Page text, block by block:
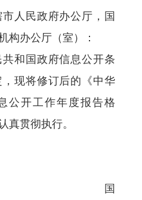
人民政府办公厅，国
构办公厅（室）：
和国政府信息公开条
现将修订后的《中华
公开工作年度报告格
真贯彻执行。